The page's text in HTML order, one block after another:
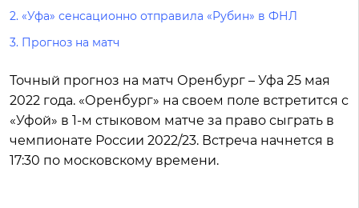
2. «Уфа» сенсационно отправила «Рубин» в ФНЛ
3. Прогноз на матч
Точный прогноз на матч Оренбург – Уфа 25 мая
2022 года. «Оренбург» на своем поле встретится с
«Уфой» в 1-м стыковом матче за право сыграть в
чемпионате России 2022/23. Встреча начнется в
17:30 по московскому времени.